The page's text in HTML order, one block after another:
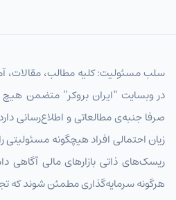
سلب مسئولیت: کلیه مطالب، مقالات،
در وبسایت “ایران بروکر” متضمن
صرفا جنبه‌ی مطالعاتی و اطلاع‌رسانی
زیان احتمالی افراد هیچگونه مسئولیتی
ریسک‌های ذاتی بازارهای مالی آگاهی
هرگونه سرمایه‌گذاری مطمئن شوند که